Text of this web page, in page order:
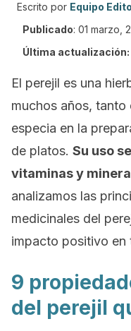
Escrito por Equipo
Publicado: 01 marzo,
Última actualización:
El perejil es una
muchos años,
especia en la
de platos. Su uso
vitaminas y
analizamos las
medicinales del
impacto positivo en
9
del perejil